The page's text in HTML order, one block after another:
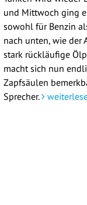
und Mittwoch ging
sowohl für Benzin
nach unten, wie der
stark rückläufige
macht sich nun
Zapfsäulen
Sprecher.